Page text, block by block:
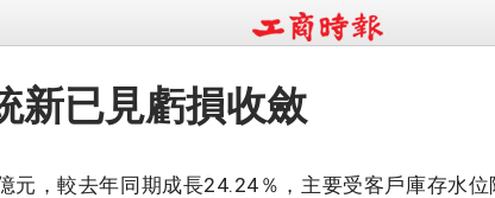
新已見虧損收斂
，較去年同期成長24.24％，主要受客戶庫存水